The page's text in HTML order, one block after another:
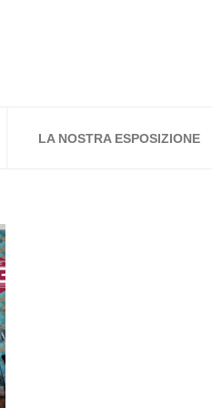
LA NOSTRA ESPOSIZIONE